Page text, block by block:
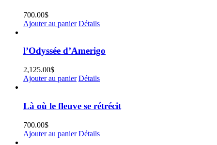
700.00$
Ajouter au panier Détails
l’Odyssée d’Amerigo
2,125.00$
Ajouter au panier Détails
Là où le fleuve se rétrécit
700.00$
Ajouter au panier Détails